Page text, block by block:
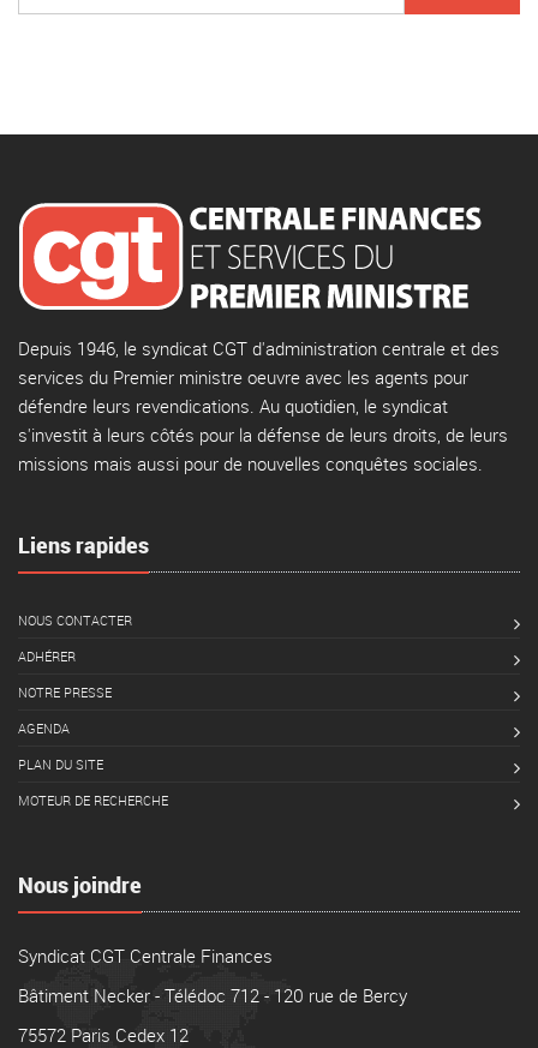
Depuis 1946, le syndicat CGT d'administration centrale et des
services du Premier ministre oeuvre avec les agents pour
défendre leurs revendications. Au quotidien, le syndicat
s'investit à leurs côtés pour la défense de leurs droits, de leurs
missions mais aussi pour de nouvelles conquêtes sociales.
Liens rapides
NOUS CONTACTER
ADHÉRER
NOTRE PRESSE
AGENDA
PLAN DU SITE
MOTEUR DE RECHERCHE
Nous joindre
Syndicat CGT Centrale Finances
Bâtiment Necker - Télédoc 712 - 120 rue de Bercy
75572 Paris Cedex 12